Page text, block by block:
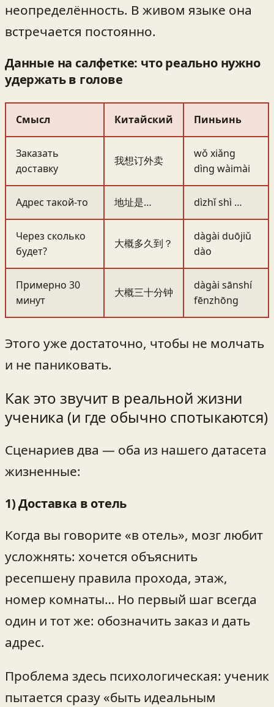
неопределённость. В живом языке она
встречается постоянно.
Данные на салфетке: что реально нужно
удержать в голове
Смысл Китайский Пиньинь
Заказать
доставку
我想订外卖
wǒ xiǎng
dìng wàimài
Адрес такой-то 地址是… dìzhǐ shì …
Через сколько
будет?
大概多久到？
dàgài duōjiǔ
dào
Примерно 30
минут
大概三十分钟
dàgài sānshí
fēnzhōng
Этого уже достаточно, чтобы не молчать
и не паниковать.
Как это звучит в реальной жизни
ученика (и где обычно спотыкаются)
Сценариев два — оба из нашего датасета
жизненные:
1) Доставка в отель
Когда вы говорите «в отель», мозг любит
усложнять: хочется объяснить
ресепшену правила прохода, этаж,
номер комнаты… Но первый шаг всегда
один и тот же: обозначить заказ и дать
адрес.
Проблема здесь психологическая: ученик
пытается сразу «быть идеальным